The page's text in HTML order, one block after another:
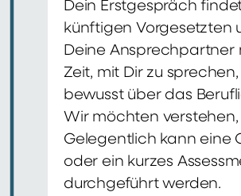
Dein Erstgespräch
künftigen Vorgesetzten
Deine Ansprechpartner
Zeit, mit Dir zu
bewusst über das
Wir möchten verstehen,
Gelegentlich kann eine
oder ein kurzes
durchgeführt werden.